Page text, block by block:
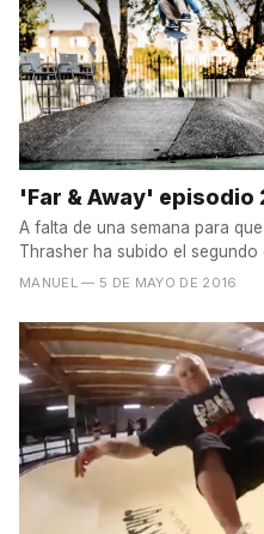
'Far & Away' episodio
A falta de una semana para
Thrasher ha subido el segundo
MANUEL — 5 DE MAYO DE 2016